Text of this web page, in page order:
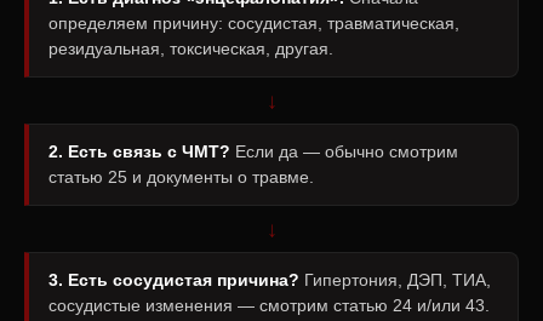
определяем причину: сосудистая, травматическая,
резидуальная, токсическая, другая.
↓
2. Есть связь с ЧМТ? Если да — обычно смотрим
статью 25 и документы о травме.
↓
3. Есть сосудистая причина? Гипертония, ДЭП, ТИА,
сосудистые изменения — смотрим статью 24 и/или 43.